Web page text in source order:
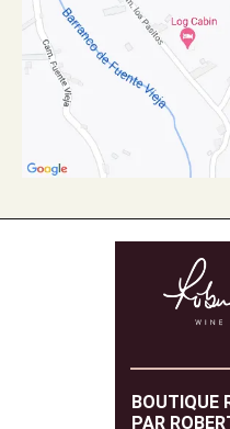
BOUTIQUE
PAR